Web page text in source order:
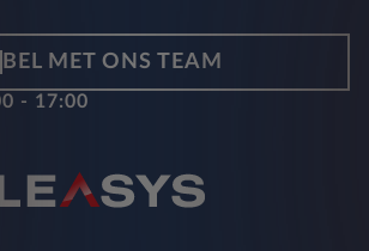
BEL MET ONS TEAM
- 17:00